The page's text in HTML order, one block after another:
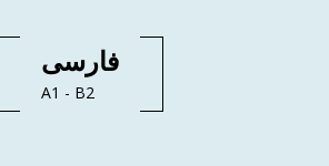
فارسی
A1 - B2